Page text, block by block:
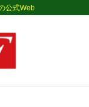
公式Web